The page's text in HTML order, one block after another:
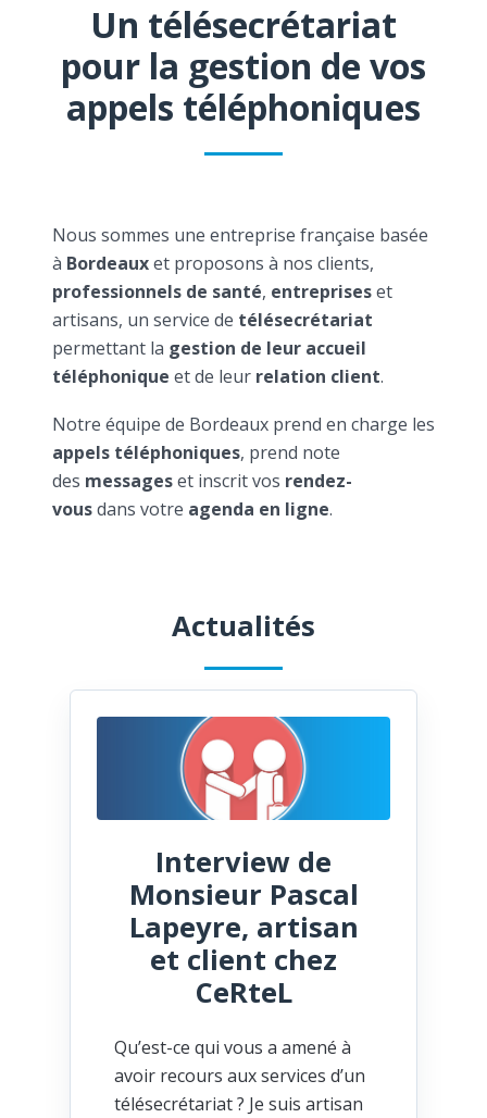
Un télésecrétariat
pour la gestion de vos
appels téléphoniques
Nous sommes une entreprise française basée
à Bordeauxet proposons à nos clients,
professionnels de santé, entrepriseset
artisans, un service de télésecrétariat
permettant la gestion de leur accueil
téléphonique et de leur relation client.
Notre équipe de Bordeaux prend en charge les
appels téléphoniques, prend note
des messageset inscrit vos rendez-
vousdans votre agenda en ligne.
Actualités
Interview de
Monsieur Pascal
Lapeyre, artisan
et client chez
CeRteL
Qu’est-ce qui vous a amené à
avoir recours aux services d’un
télésecrétariat ? Je suis artisan